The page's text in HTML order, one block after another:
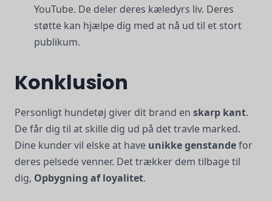
YouTube. De deler deres kæledyrs liv. Deres
støtte kan hjælpe dig med at nå ud til et stort
publikum.
Konklusion
Personligt hundetøj giver dit brand en skarp kant.
De får dig til at skille dig ud på det travle marked.
Dine kunder vil elske at have unikke genstandefor
deres pelsede venner. Det trækker dem tilbage til
dig, Opbygning af loyalitet.